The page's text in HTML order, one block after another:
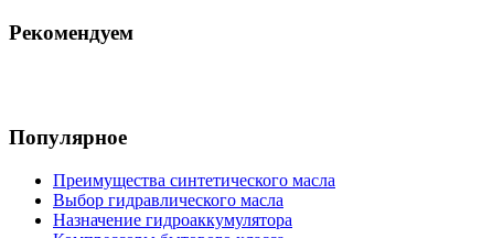
Рекомендуем
Популярное
Преимущества синтетического масла
Выбор гидравлического масла
Назначение гидроаккумулятора